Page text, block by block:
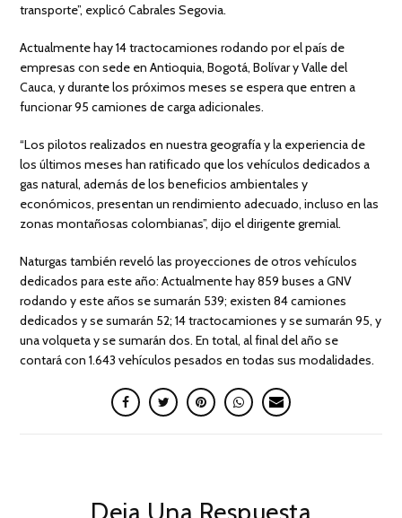
transporte”, explicó Cabrales Segovia.
Actualmente hay 14 tractocamiones rodando por el país de
empresas con sede en Antioquia, Bogotá, Bolívar y Valle del
Cauca, y durante los próximos meses se espera que entren a
funcionar 95 camiones de carga adicionales.
“Los pilotos realizados en nuestra geografía y la experiencia de
los últimos meses han ratificado que los vehículos dedicados a
gas natural, además de los beneficios ambientales y
económicos, presentan un rendimiento adecuado, incluso en las
zonas montañosas colombianas”, dijo el dirigente gremial.
Naturgas también reveló las proyecciones de otros vehículos
dedicados para este año: Actualmente hay 859 buses a GNV
rodando y este años se sumarán 539; existen 84 camiones
dedicados y se sumarán 52; 14 tractocamiones y se sumarán 95, y
una volqueta y se sumarán dos. En total, al final del año se
contará con 1.643 vehículos pesados en todas sus modalidades.